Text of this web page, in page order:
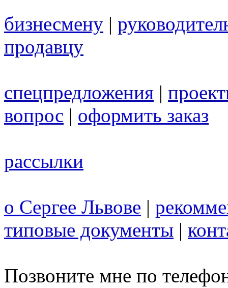
бизнесмену |
продавцу
спецпредложения |
вопрос | оформить заказ
рассылки
о Сергее Львове |
типовые документы |
Позвоните мне по